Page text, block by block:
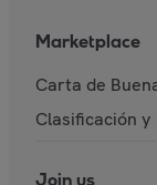
Marketplace
Carta de
Clasificación y
Join us